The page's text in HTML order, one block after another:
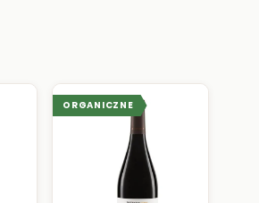
ORGANICZNE